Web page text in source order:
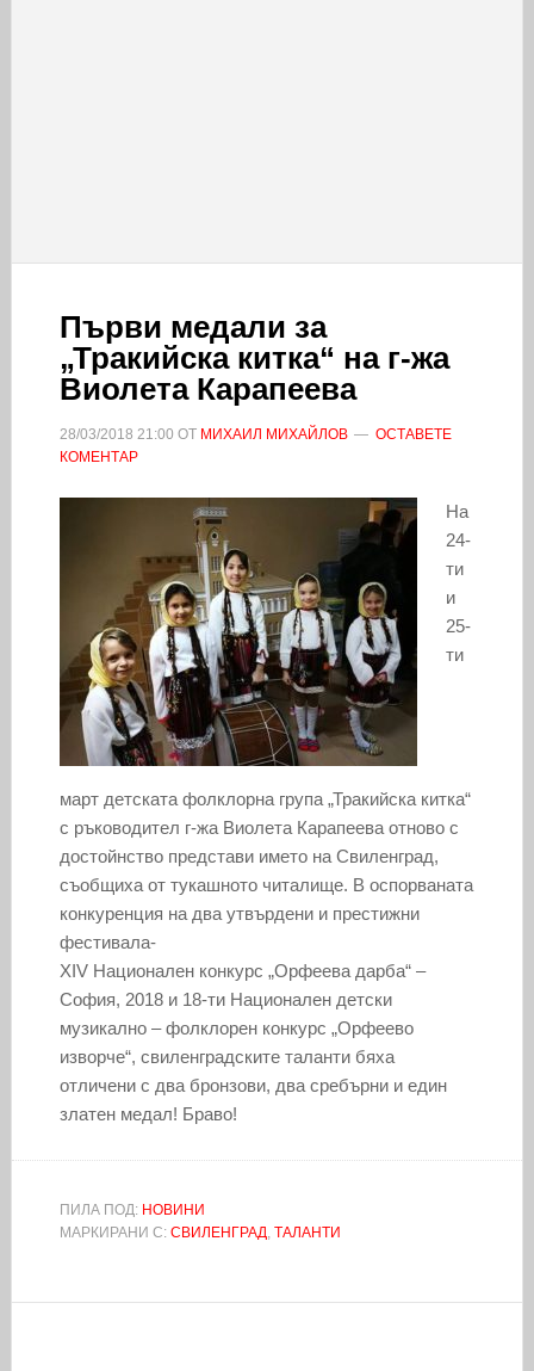
Първи медали за
„Тракийска китка“ на г-жа
Виолета Карапеева
28/03/2018 21:00 ОТ МИХАИЛ МИХАЙЛОВ
ОСТАВЕТЕ
КОМЕНТАР
На
24-
ти
и
25-
ти
март детската фолклорна група „Тракийска китка“
с ръководител г-жа Виолета Карапеева отново с
достойнство представи името на Свиленград,
съобщиха от тукашното читалище. В оспорваната
конкуренция на два утвърдени и престижни
фестивала-
XIV Национален конкурс „Орфеева дарба“ –
София, 2018 и 18-ти Национален детски
музикално – фолклорен конкурс „Орфеево
изворче“, свиленградските таланти бяха
отличени с два бронзови, два сребърни и един
златен медал! Браво!
ПИЛА ПОД: НОВИНИ
МАРКИРАНИ С: СВИЛЕНГРАД, ТАЛАНТИ